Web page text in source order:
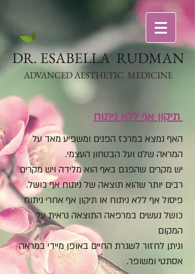
DR​. ESABELLA RUDMAN
ADVANCED AESTHETIC MEDICINE
האף נמצא במרכז הפנים ומשפיע מאד על
המראה שלנו ועל הבטחון העצמי.
יש מקרים שהפגם באף הוא מלידה ויש מקרים
רבים יותר שהוא תוצאה של ניתוח אף כושל.
פיסול אף ללא ניתוח או תיקון אף אחרי ניתוח
כושל נעשים במרפאה התוצאה נראית על
המקום
וניתן לחזור לשגרת החיים באופן מיידי במראה
אסתטי ומשופר.